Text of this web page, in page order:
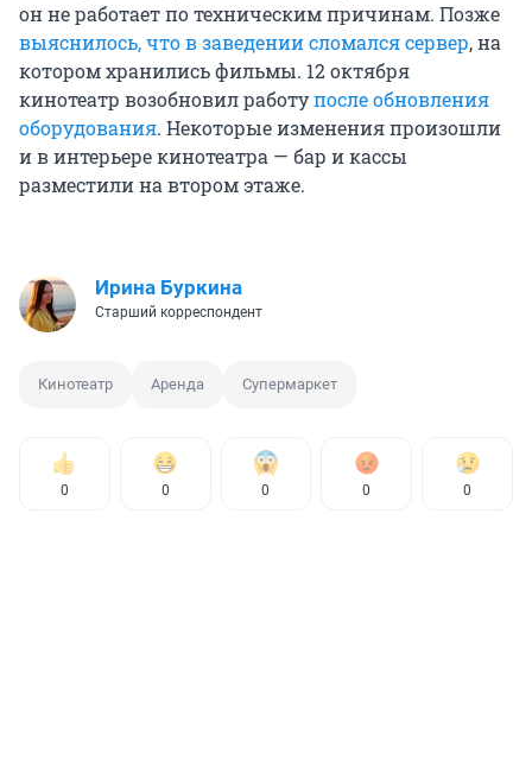
он не работает по техническим причинам. Позже
выяснилось, что в заведении сломался сервер, на
котором хранились фильмы. 12 октября
кинотеатр возобновил работупосле обновления
оборудования. Некоторые изменения произошли
и в интерьере кинотеатра — бар и кассы
разместили на втором этаже.
Ирина Буркина
Старший корреспондент
Кинотеатр Аренда Супермаркет
0 0 0 0 0